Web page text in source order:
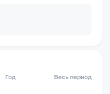
Год Весь период